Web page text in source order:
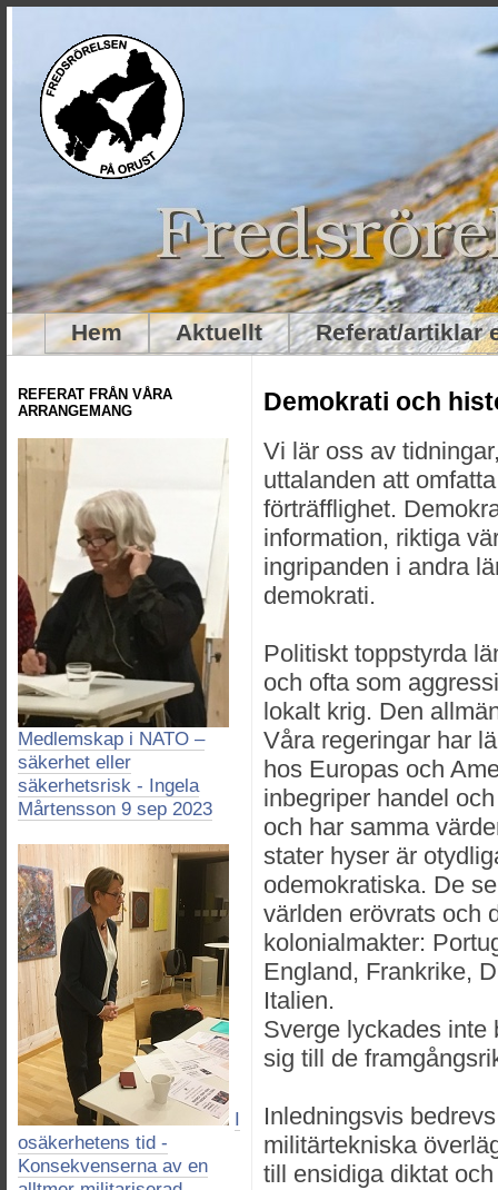
Hem Aktuellt Referat/
REFERAT FRÅN VÅRA
ARRANGEMANG
Medlemskap i NATO –
säkerhet eller
säkerhetsrisk - Ingela
Mårtensson 9 sep 2023
I
osäkerhetens tid -
Konsekvenserna av en
Demokrati och
Vi lär oss av
uttalanden att
förträfflighet.
information, riktiga
ingripanden i andra
demokrati.
Politiskt toppstyrda
och ofta som
lokalt krig. Den
Våra regeringar har
hos Europas och
inbegriper handel
och har samma
stater hyser är
odemokratiska. De
världen erövrats och
kolonialmakter:
England, Frankrike,
Italien.
Sverge lyckades inte
sig till de
Inledningsvis
militärtekniska
till ensidiga diktat